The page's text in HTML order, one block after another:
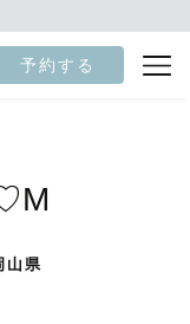
予約する
山県